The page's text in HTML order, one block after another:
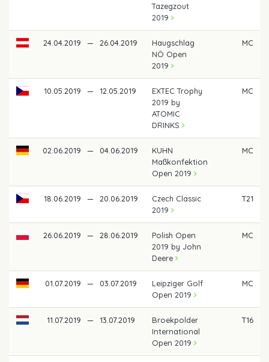
Tazegzout
2019
24.04.2019 — 26.04.2019
Haugschlag
NÖ Open
2019
MC
10.05.2019 — 12.05.2019
EXTEC Trophy
2019 by
ATOMIC
DRINKS
MC
02.06.2019 — 04.06.2019
KUHN
Maßkonfektion
Open 2019
MC
18.06.2019 — 20.06.2019
Czech Classic
2019
T21
26.06.2019 — 28.06.2019
Polish Open
2019 by John
Deere
MC
01.07.2019 — 03.07.2019
Leipziger Golf
Open 2019
MC
11.07.2019 — 13.07.2019
Broekpolder
International
Open 2019
T16